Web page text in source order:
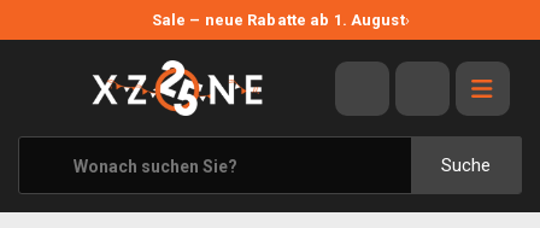
Sale – neue Rabatte ab 1. August›
Suche
ANGEBOTE
ALLE MARKEN
XZONE ORIGINALS
KLEIDUNG & ACCESSOIRES